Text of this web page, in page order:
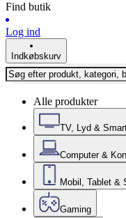
Find butik
Log ind
Indkøbskurv
Alle produkter
TV, Lyd &
Computer &
Mobil, Tablet &
Gaming